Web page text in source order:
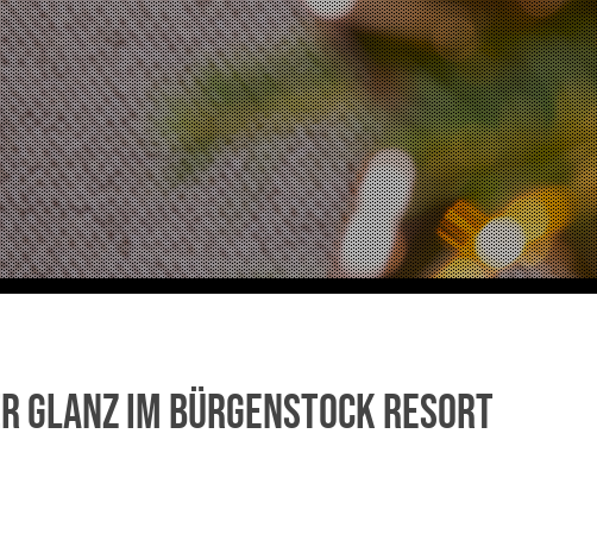
IM BÜRGENSTOCK RESORT